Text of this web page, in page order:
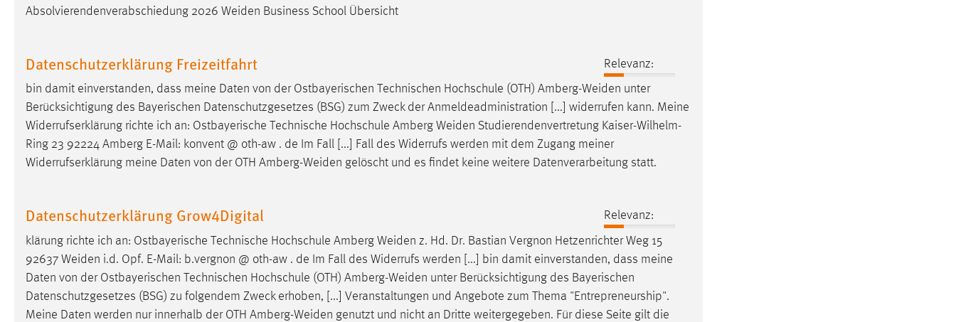
Absolvierendenverabschiedung 2026 Weiden Business School Übersicht
Datenschutzerklärung Freizeitfahrt
Relevanz:
bin damit einverstanden, dass meine Daten von der Ostbayerischen Technischen Hochschule (OTH) Amberg-Weiden unter
Berücksichtigung des Bayerischen Datenschutzgesetzes (BSG) zum Zweck der Anmeldeadministration [...] widerrufen kann. Meine
Widerrufserklärung richte ich an: Ostbayerische Technische Hochschule Amberg Weiden Studierendenvertretung Kaiser-Wilhelm-
Ring 23 92224 Amberg E-Mail: konvent @ oth-aw . de Im Fall [...] Fall des Widerrufs werden mit dem Zugang meiner
Widerrufserklärung meine Daten von der OTH Amberg-Weiden gelöscht und es findet keine weitere Datenverarbeitung statt.
Datenschutzerklärung Grow4Digital
Relevanz:
klärung richte ich an: Ostbayerische Technische Hochschule Amberg Weiden z. Hd. Dr. Bastian Vergnon Hetzenrichter Weg 15
92637 Weiden i.d. Opf. E-Mail: b.vergnon @ oth-aw . de Im Fall des Widerrufs werden [...] bin damit einverstanden, dass meine
Daten von der Ostbayerischen Technischen Hochschule (OTH) Amberg-Weiden unter Berücksichtigung des Bayerischen
Datenschutzgesetzes (BSG) zu folgendem Zweck erhoben, [...] Veranstaltungen und Angebote zum Thema "Entrepreneurship".
Meine Daten werden nur innerhalb der OTH Amberg-Weiden genutzt und nicht an Dritte weitergegeben. Für diese Seite gilt die
Sie tun dies, indem sie Besucher über Websites
Google Ads
Name:
Anbieter: Google Ireland Limited
Zweck:
Facebook Pixel
Name:
Anbieter: Facebook
Conversion-Tracking